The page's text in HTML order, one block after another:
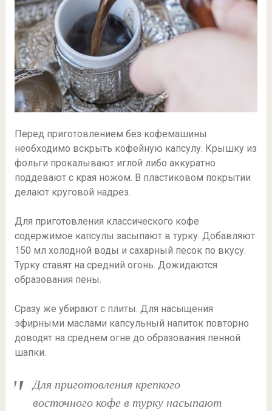
Перед приготовлением без кофемашины
необходимо вскрыть кофейную капсулу. Крышку из
фольги прокалывают иглой либо аккуратно
поддевают с края ножом. В пластиковом покрытии
делают круговой надрез.
Для приготовления классического кофе
содержимое капсулы засыпают в турку. Добавляют
150 мл холодной воды и сахарный песок по вкусу.
Турку ставят на средний огонь. Дожидаются
образования пены.
Сразу же убирают с плиты. Для насыщения
эфирными маслами капсульный напиток повторно
доводят на среднем огне до образования пенной
шапки.
Для приготовления крепкого
восточного кофе в турку насыпают